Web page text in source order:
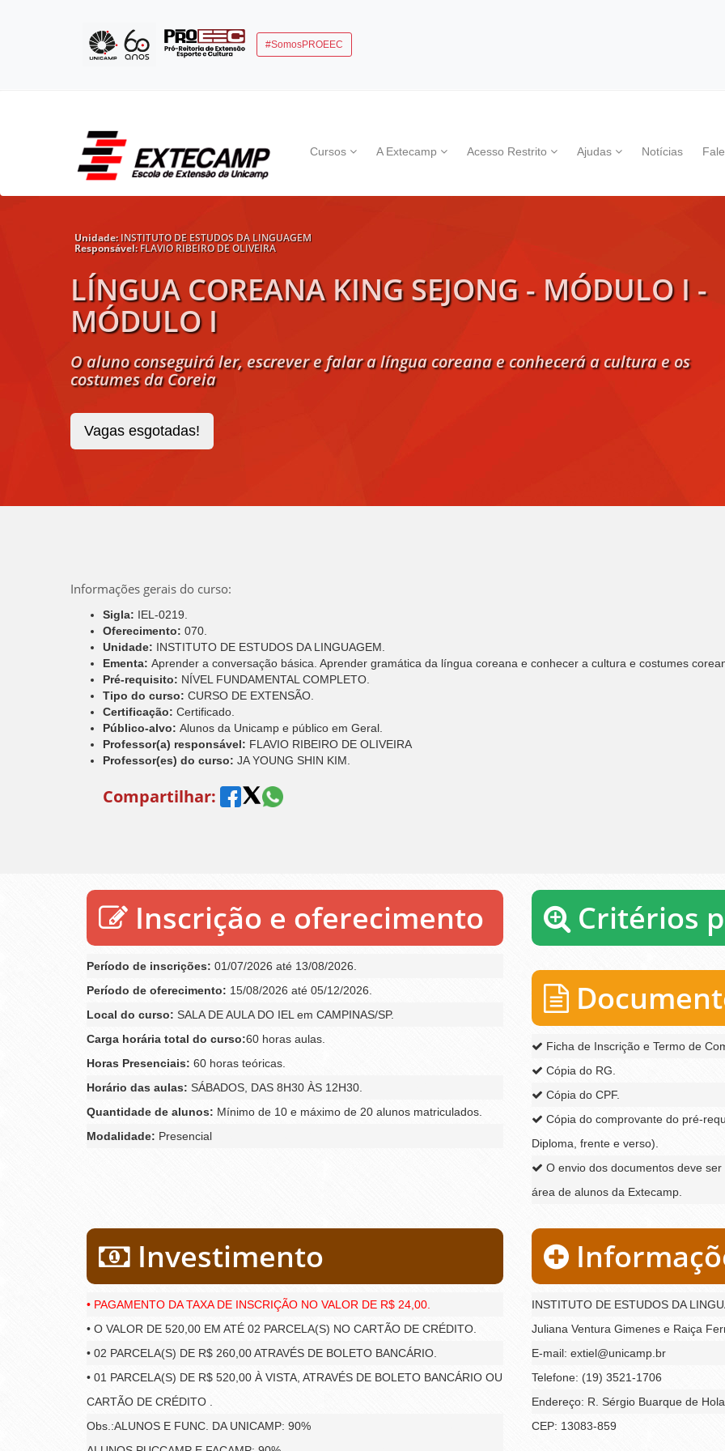
#SomosPROEEC
Cursos A Extecamp Acesso Restrito Ajudas Notícias
Unidade:INSTITUTO DE ESTUDOS DA LINGUAGEM
Responsável:FLAVIO RIBEIRO DE OLIVEIRA
LÍNGUA COREANA KING SEJONG - MÓDULO I -
MÓDULO I
O aluno conseguirá ler, escrever e falar a língua coreana e conhecerá a cultura e os
costumes da Coreia
Vagas esgotadas!
Informações gerais do curso:
Sigla: IEL-0219.
Oferecimento: 070.
Unidade: INSTITUTO DE ESTUDOS DA LINGUAGEM.
Ementa: Aprender a conversação básica. Aprender gramática da língua coreana e conhecer a cultura e costumes
Pré-requisito: NÍVEL FUNDAMENTAL COMPLETO.
Tipo do curso: CURSO DE EXTENSÃO.
Certificação: Certificado.
Público-alvo: Alunos da Unicamp e público em Geral.
Professor(a) responsável: FLAVIO RIBEIRO DE OLIVEIRA
Professor(es) do curso: JA YOUNG SHIN KIM.
Compartilhar:
Inscrição e oferecimento
Período de inscrições: 01/07/2026 até 13/08/2026.
Período de oferecimento: 15/08/2026 até 05/12/2026.
Local do curso: SALA DE AULA DO IEL em CAMPINAS/SP.
Carga horária total do curso:60 horas aulas.
Horas Presenciais: 60 horas teóricas.
Horário das aulas: SÁBADOS, DAS 8H30 ÀS 12H30.
Quantidade de alunos: Mínimo de 10 e máximo de 20 alunos matriculados.
Modalidade: Presencial
Critérios
Ficha de Inscrição e Termo de
Cópia do RG.
Cópia do CPF.
Cópia do comprovante do pré-
Diploma, frente e verso).
O envio dos documentos deve
área de alunos da Extecamp.
Investimento
• PAGAMENTO DA TAXA DE INSCRIÇÃO NO VALOR DE R$ 24,00.
• O VALOR DE 520,00 EM ATÉ 02 PARCELA(S) NO CARTÃO DE CRÉDITO.
• 02 PARCELA(S) DE R$ 260,00 ATRAVÉS DE BOLETO BANCÁRIO.
• 01 PARCELA(S) DE R$ 520,00 À VISTA, ATRAVÉS DE BOLETO BANCÁRIO OU
CARTÃO DE CRÉDITO .
Obs.:ALUNOS E FUNC. DA UNICAMP: 90%
INSTITUTO DE ESTUDOS DA
Juliana Ventura Gimenes e Raiça
E-mail: extiel@unicamp.br
Telefone: (19) 3521-1706
Endereço: R. Sérgio Buarque de
CEP: 13083-859